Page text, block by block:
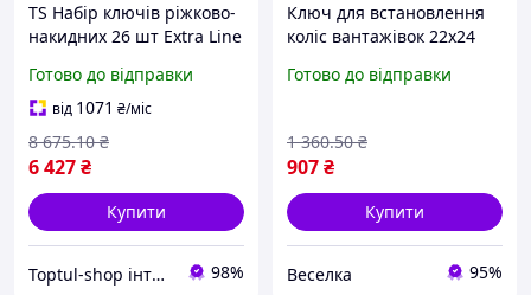
TS Набір ключів ріжково-
накидних 26 шт Extra Line
6 до 32 мм професійні
інструменти SHT55_Q
Готово до відправки
від 1071 ₴/міс
6 427₴
8 675.10 ₴
Купити
Toptul-shop інтернет магазин 98%
Ключ для встановлення
коліс вантажівок 22x24
міцний універсальний
FLAME
Готово до відправки
907₴
1 360.50 ₴
Купити
Веселка 95%